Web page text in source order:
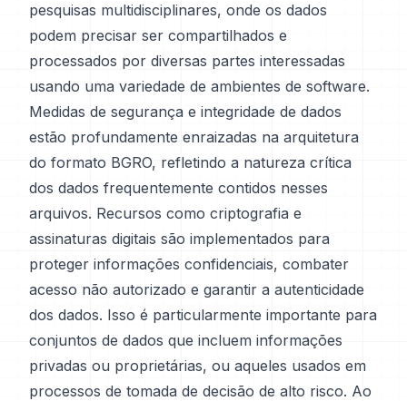
pesquisas multidisciplinares, onde os dados
podem precisar ser compartilhados e
processados por diversas partes interessadas
usando uma variedade de ambientes de software.
Medidas de segurança e integridade de dados
estão profundamente enraizadas na arquitetura
do formato BGRO, refletindo a natureza crítica
dos dados frequentemente contidos nesses
arquivos. Recursos como criptografia e
assinaturas digitais são implementados para
proteger informações confidenciais, combater
acesso não autorizado e garantir a autenticidade
dos dados. Isso é particularmente importante para
conjuntos de dados que incluem informações
privadas ou proprietárias, ou aqueles usados em
processos de tomada de decisão de alto risco. Ao